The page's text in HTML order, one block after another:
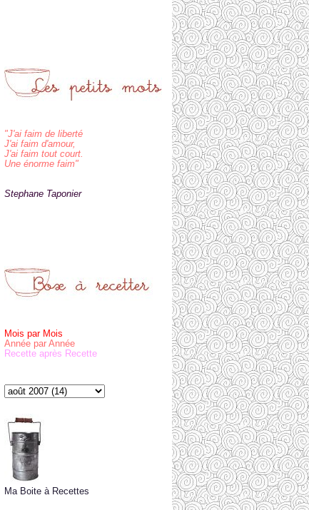
"J'ai faim de liberté
J'ai faim d'amour,
J'ai faim tout court.
Une énorme faim"
Stephane Taponier
Mois par Mois
Année par Année
Recette après Recette
Ma Boite à Recettes